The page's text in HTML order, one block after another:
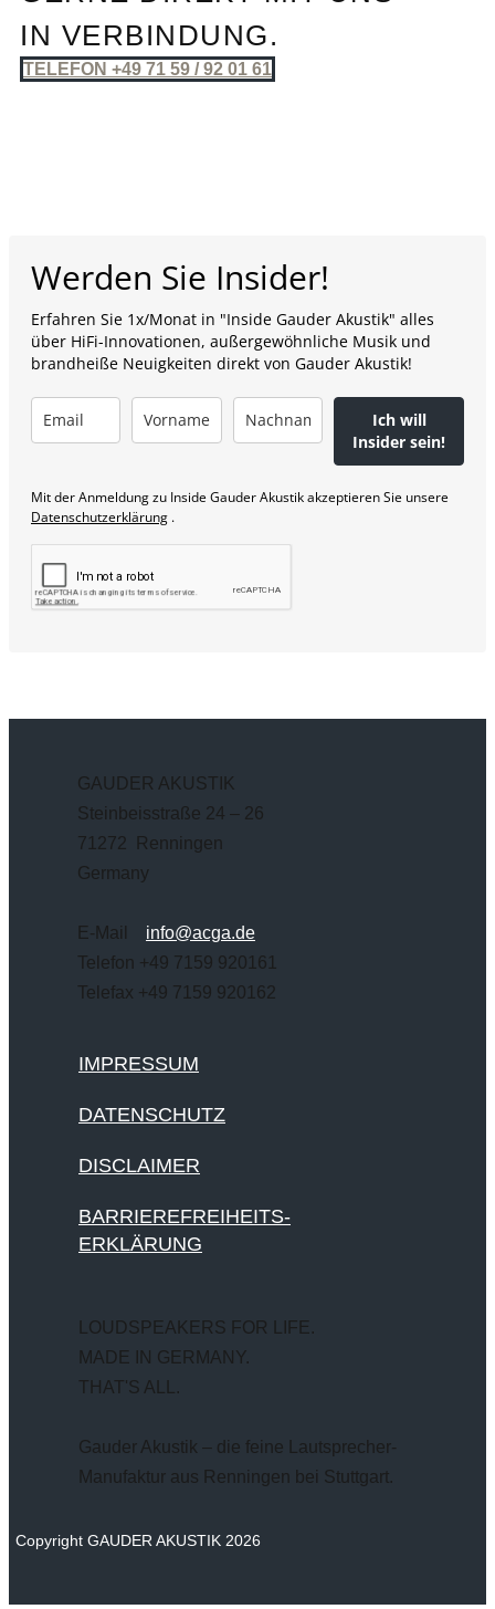
IN VERBINDUNG.
TELEFON +49 71 59 / 92 01 61
Werden Sie Insider!
Erfahren Sie 1x/Monat in "Inside Gauder Akustik" alles
über HiFi-Innovationen, außergewöhnliche Musik und
brandheiße Neuigkeiten direkt von Gauder Akustik!
Ich will
Insider sein!
Mit der Anmeldung zu Inside Gauder Akustik akzeptieren Sie unsere
Datenschutzerklärung .
GAUDER AKUSTIK
Steinbeisstraße 24 – 26
71272 Renningen
Germany
E-Mail info@acga.de
Telefon +49 7159 920161
Telefax +49 7159 920162
IMPRESSUM
DATENSCHUTZ
DISCLAIMER
BARRIEREFREIHEITS-
ERKLÄRUNG
LOUDSPEAKERS FOR LIFE.
MADE IN GERMANY.
THAT'S ALL.
Gauder Akustik – die feine Lautsprecher-
Manufaktur aus Renningen bei Stuttgart.
Copyright GAUDER AKUSTIK 2026